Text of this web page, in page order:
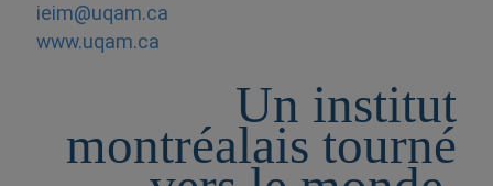
ieim@uqam.ca
www.uqam.ca
Un institut
montréalais tourné